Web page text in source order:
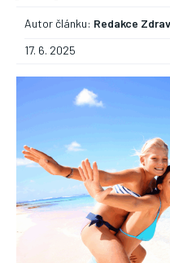
Nic není tak důležité,
Náš web nabízí komplexní
styl, zahrnující nejnovější
přínosné zdravotní
vyváženou stravu.
Autor článku: Redakce
17. 6. 2025